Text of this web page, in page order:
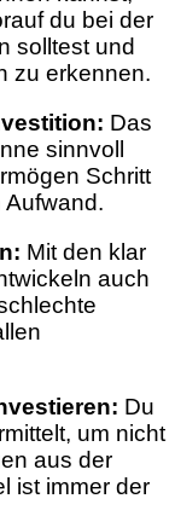
du bei der
solltest und
zu erkennen.
Das
sinnvoll
Schritt
Mit den klar
auch
Du
um nicht
aus der
ist immer der